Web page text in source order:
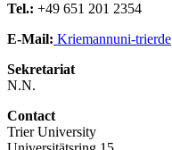
Tel.: +49 651 201 2354
E-Mail: Kriemannuni-trierde
Sekretariat
N.N.
Contact
Trier University